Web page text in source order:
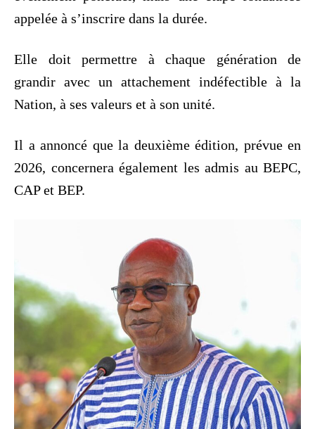
appelée à s’inscrire dans la durée.
‎Elle doit permettre à chaque génération de
grandir avec un attachement indéfectible à la
Nation, à ses valeurs et à son unité.
‎Il a annoncé que la deuxième édition, prévue en
2026, concernera également les admis au BEPC,
CAP et BEP.